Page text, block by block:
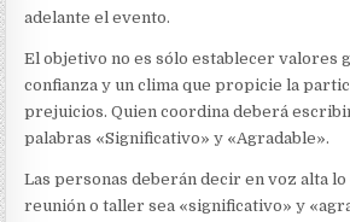
adelante el evento.
El objetivo no es sólo establecer valores
confianza y un clima que propicie la
prejuicios. Quien coordina deberá
palabras «Significativo» y «Agradable».
Las personas deberán decir en voz alta lo
reunión o taller sea «significativo» y